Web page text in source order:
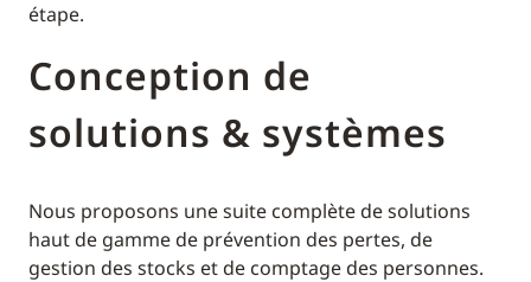
étape.
Conception de
solutions & systèmes
Nous proposons une suite complète de solutions
haut de gamme de prévention des pertes, de
gestion des stocks et de comptage des personnes.